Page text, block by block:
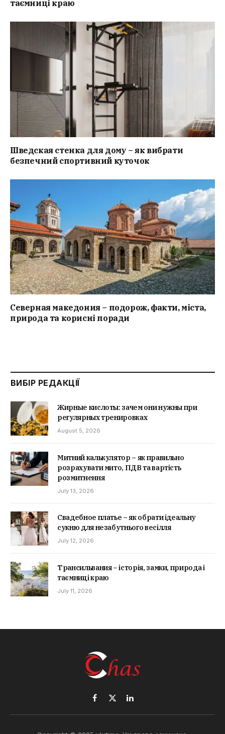
таємниці краю
Шведская стенка для дому – як вибрати
безпечний спортивний куточок
Северная македония – подорож, факти, міста,
природа та корисні поради
ВИБІР РЕДАКЦІЇ
Жирные кислоты: зачем они нужны при
регулярных тренировках
August 5, 2026
Митний калькулятор – як правильно
розрахувати мито, ПДВ та вартість
розмитнення
July 13, 2026
Свадебное платье – як обрати ідеальну
сукню для незабутнього весілля
July 12, 2026
Трансильвания – історія, замки, природа і
таємниці краю
July 11, 2026
Facebook
X
(Twitter)
LinkedIn